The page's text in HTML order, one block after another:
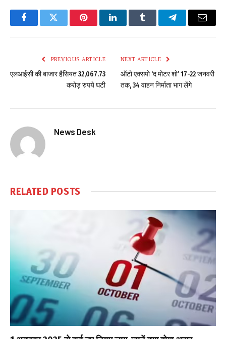
FacebookTwitter PinterestLinkedInTumblr TelegramEmail
PREVIOUS ARTICLE
एलआईसी की बाजार हैसियत 32,067.73
करोड़ रुपये घटी
NEXT ARTICLE
ऑटो एक्सपो ‘द मोटर शो’ 17-22 जनवरी
तक, 34 वाहन निर्माता भाग लेंगे
News Desk
RELATED POSTS